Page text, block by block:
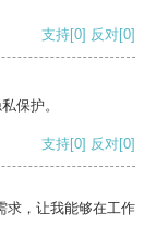
支持[0] 反对[0]
保护。
支持[0] 反对[0]
求，让我能够在工作